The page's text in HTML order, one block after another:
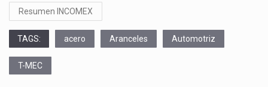
Resumen INCOMEX
TAGS: acero Aranceles Automotriz
T-MEC